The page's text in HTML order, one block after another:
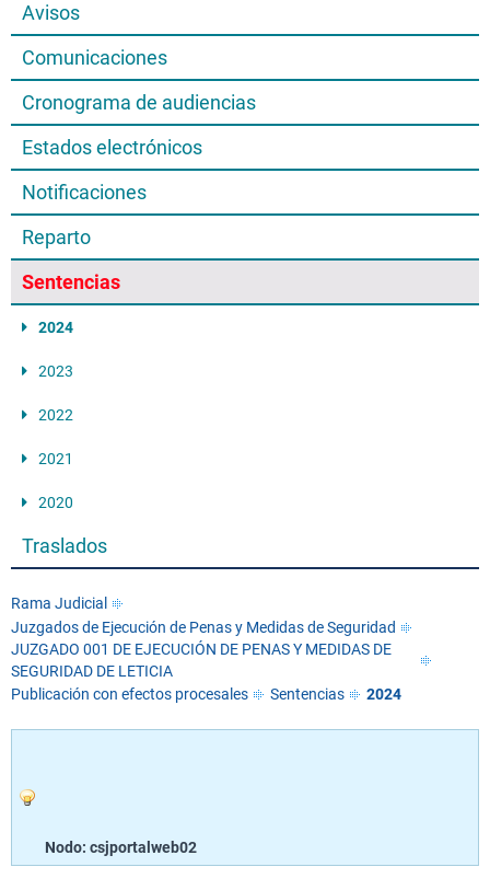
Avisos
Comunicaciones
Cronograma de audiencias
Estados electrónicos
Notificaciones
Reparto
Sentencias
2024
2023
2022
2021
2020
Traslados
Rama Judicial
Juzgados de Ejecución de Penas y Medidas de Seguridad
JUZGADO 001 DE EJECUCIÓN DE PENAS Y MEDIDAS DE
SEGURIDAD DE LETICIA
Publicación con efectos procesales
Sentencias 2024
Nodo: csjportalweb02